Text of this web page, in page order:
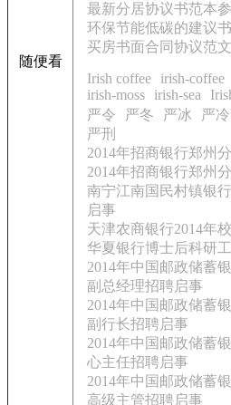
随便看
最新分居协议书范本
环保节能低碳的建议书
买房书面合同协议范
Irish coffee
irish-coffee
irish-moss
irish-sea
严令
严冬 严冰 严冷
严刑
2014年招商银行郑州
2014年招商银行郑州
南宁江南国民村镇银
启事
天津农商银行2014年
华夏银行博士后科研
2014年中国邮政储蓄
副总经理招聘启事
2014年中国邮政储蓄
副行长招聘启事
2014年中国邮政储蓄
心主任招聘启事
2014年中国邮政储蓄
高级主管招聘启事